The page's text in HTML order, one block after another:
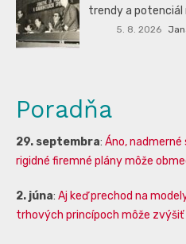
trendy a potenciál
5. 8. 2026
Poradňa
29. septembra: Áno, nadmerné
rigidné firemné plány môže
2. júna: Aj keď prechod na
trhových princípoch môže